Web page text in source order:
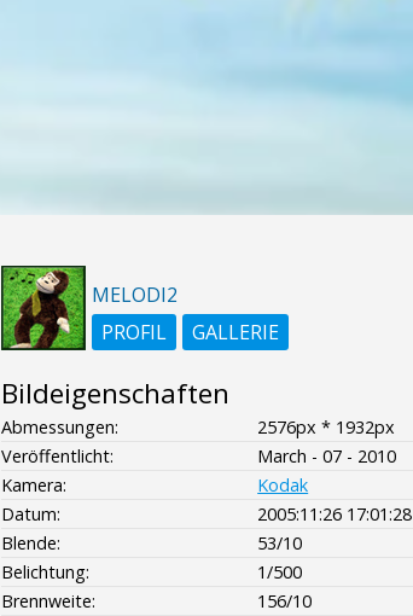
MELODI2
PROFIL
GALLERIE
Bildeigenschaften
Abmessungen:
2576px * 1932px
Veröffentlicht:
March - 07 - 2010
Kamera:
Kodak
Datum:
2005:11:26 17:01:28
Blende:
53/10
Belichtung:
1/500
Brennweite:
156/10